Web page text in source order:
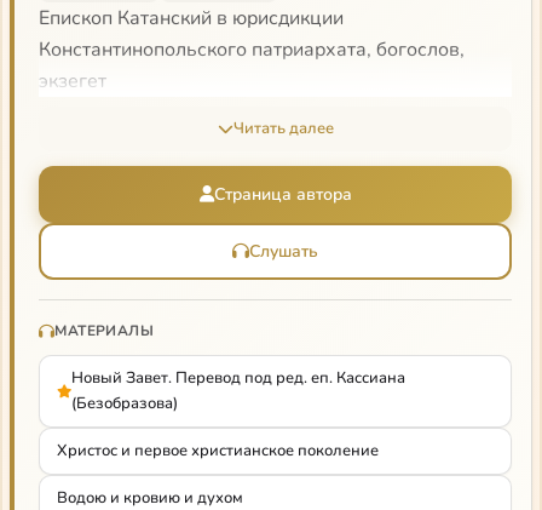
Епископ Катанский в юрисдикции
Константинопольского патриархата, богослов,
экзегет
Читать далее
Страница автора
Слушать
МАТЕРИАЛЫ
Новый Завет. Перевод под ред. еп. Кассиана
(Безобразова)
Христос и первое христианское поколение
Водою и кровию и духом